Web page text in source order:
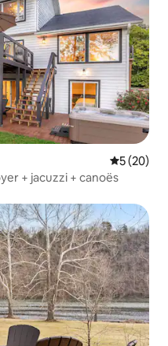
5 (20)
+ jacuzzi + canoës
appréciés